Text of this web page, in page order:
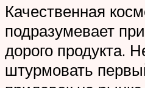
Качественная
подразумевает
дорого продукта.
штурмовать